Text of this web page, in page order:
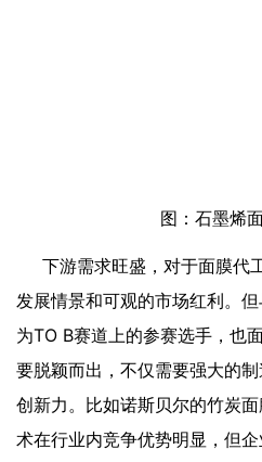
图：石墨烯
下游需求旺盛，对于面膜代
发展情景和可观的市场红利。
为TO B赛道上的参赛选手，也
要脱颖而出，不仅需要强大的
创新力。比如诺斯贝尔的竹炭
术在行业内竞争优势明显，但